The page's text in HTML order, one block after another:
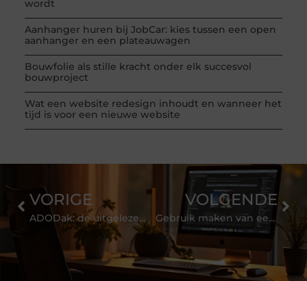
wordt
Aanhanger huren bij JobCar: kies tussen een open
aanhanger en een plateauwagen
Bouwfolie als stille kracht onder elk succesvol
bouwproject
Wat een website redesign inhoudt en wanneer het
tijd is voor een nieuwe website
VORIGE
ADODak: de uitgelezen partner voor al uw dakwerken
VOLGENDE
Gebruik maken van een verloskundige